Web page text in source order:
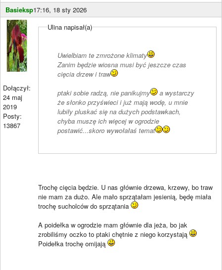
Basieksp17:16, 18 sty 2026
Dołączył:
24 maj
2019
Posty:
13867
Ulina napisał(a)
Uwielbiam te zmrożone klimaty
Zanim będzie wiosna musi być jeszcze czas
cięcia drzew i traw
ptaki sobie radzą, nie panikujmy
a wystarczy
że słonko przyświeci i już mają wodę, u mnie
lubiły pluskać się na dużych podstawkach,
chyba muszę ich więcej w ogrodzie
postawić...skoro wywołałaś temat
Trochę cięcia będzie. U nas głównie drzewa, krzewy, bo traw
nie mam za dużo. Ale mało sprzątałam jesienią, będę miała
trochę sucholców do sprzątania
A poidełka w ogrodzie mam głównie dla jeża, bo jak
zrobiliśmy oczko to ptaki chętnie z niego korzystają
Poidełka trochę omijają